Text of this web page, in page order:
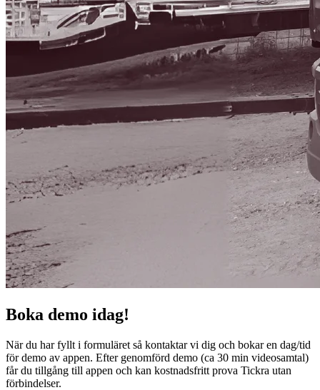
Boka demo idag!
När du har fyllt i formuläret så kontaktar vi dig och bokar en dag/tid
för demo av appen. Efter genomförd demo (ca 30 min videosamtal)
får du tillgång till appen och kan kostnadsfritt prova Tickra utan
förbindelser.